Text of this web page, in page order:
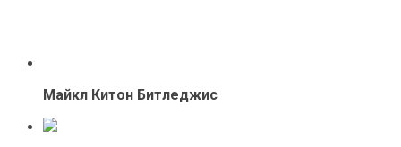
Майкл Китон Битледжис